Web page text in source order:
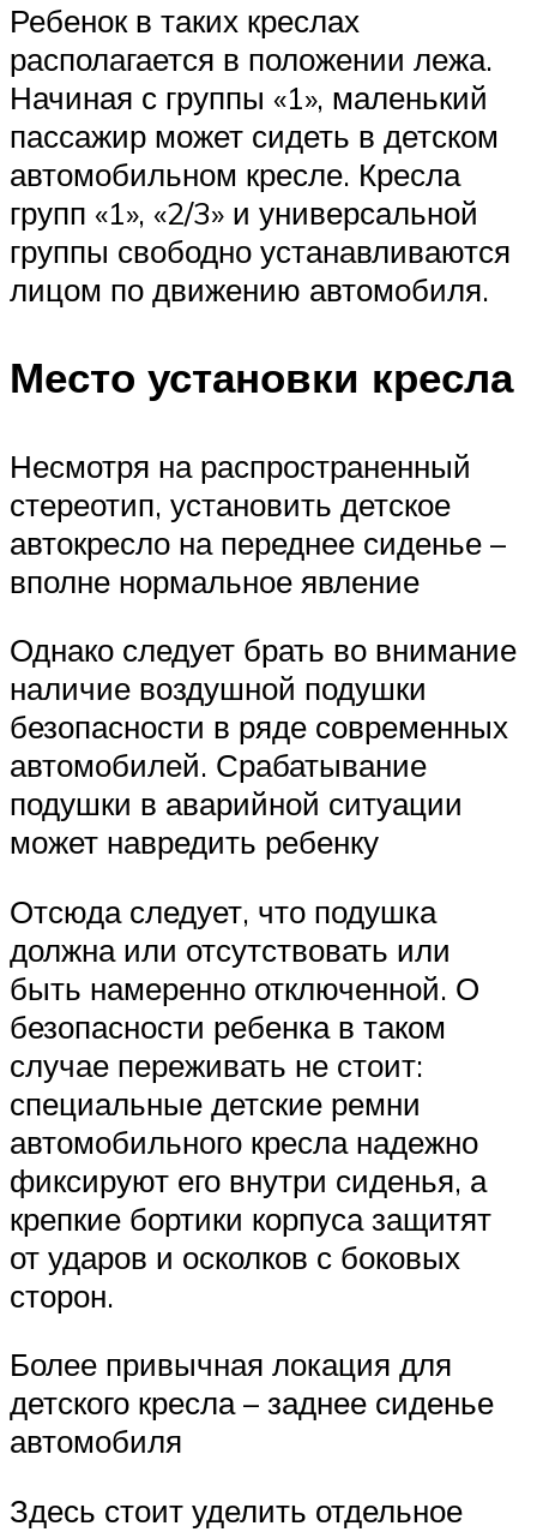
Ребенок в таких креслах
располагается в положении лежа.
Начиная с группы «1», маленький
пассажир может сидеть в детском
автомобильном кресле. Кресла
групп «1», «2/3» и универсальной
группы свободно устанавливаются
лицом по движению автомобиля.
Место установки кресла
Несмотря на распространенный
стереотип, установить детское
автокресло на переднее сиденье –
вполне нормальное явление
Однако следует брать во внимание
наличие воздушной подушки
безопасности в ряде современных
автомобилей. Срабатывание
подушки в аварийной ситуации
может навредить ребенку
Отсюда следует, что подушка
должна или отсутствовать или
быть намеренно отключенной. О
безопасности ребенка в таком
случае переживать не стоит:
специальные детские ремни
автомобильного кресла надежно
фиксируют его внутри сиденья, а
крепкие бортики корпуса защитят
от ударов и осколков с боковых
сторон.
Более привычная локация для
детского кресла – заднее сиденье
автомобиля
Здесь стоит уделить отдельное